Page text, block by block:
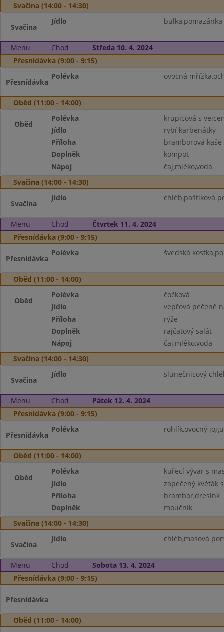
Svačina (14:00 - 14:30)
Svačina
Jídlo
Menu Chod
Středa 10. 4. 2024
Přesnídávka (9:00 - 9:15)
Přesnídávka
Polévka ovocná
Oběd (11:00 - 14:00)
Oběd
Polévka
krupicová s
Jídlo
rybí karbenátky
Příloha
bramborová kaše
Doplněk
kompot
Nápoj
čaj,mléko,voda
Svačina (14:00 - 14:30)
Svačina
Jídlo chléb,paštiková
Menu Chod
Čtvrtek 11. 4. 2024
Přesnídávka (9:00 - 9:15)
Přesnídávka
Polévka švedská
Oběd (11:00 - 14:00)
Oběd
Polévka
čočková
Jídlo
vepřová pečeně
Příloha
rýže
Doplněk
rajčatový salát
Nápoj
čaj,mléko,voda
Svačina (14:00 - 14:30)
Svačina
Jídlo slunečnicový
Menu Chod
Pátek 12. 4. 2024
Přesnídávka (9:00 - 9:15)
Přesnídávka
Polévka rohlík,ovocný
Oběd (11:00 - 14:00)
Oběd
Polévka
kuřecí vývar s
Jídlo
zapečený květák
Příloha
brambor,dresink
Doplněk
moučník
Svačina (14:00 - 14:30)
Svačina
Jídlo chléb,masová
Menu Chod
Sobota 13. 4. 2024
Přesnídávka (9:00 - 9:15)
Přesnídávka
Oběd (11:00 - 14:00)